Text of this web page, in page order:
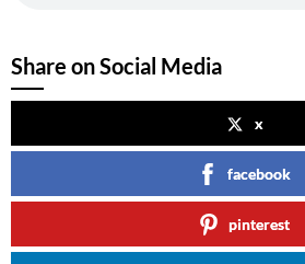
Share on Social Media
x
facebook
pinterest